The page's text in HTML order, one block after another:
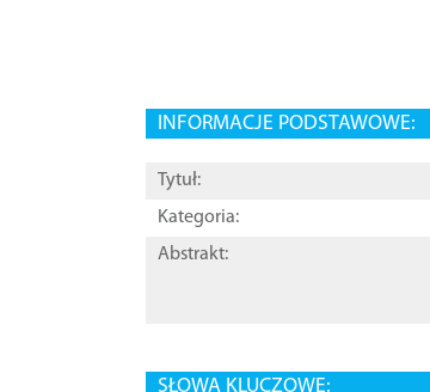
INFORMACJE PODSTAWOWE:
Tytuł:
Kategoria:
Abstrakt:
SŁOWA KLUCZOWE: